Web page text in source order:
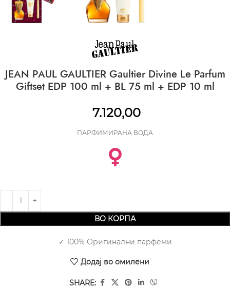
JEAN PAUL GAULTIER Gaultier Divine Le Parfum
Giftset EDP 100 ml + BL 75 ml + EDP 10 ml
7.120,00
ПАРФИМИРАНА ВОДА
ВО КОРПА
✓ 100% Оригинални парфеми
Додај во омилени
SHARE: